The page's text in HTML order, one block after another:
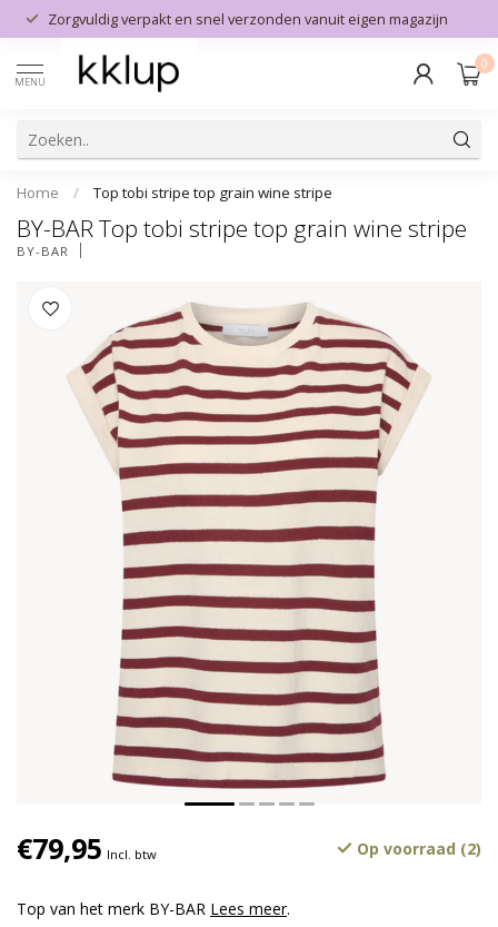
Zorgvuldig verpakt en snel verzonden vanuit eigen magazijn
MENU
0
Home / Top tobi stripe top grain wine stripe
BY-BAR Top tobi stripe top grain wine stripe
BY-BAR
€79,95 Incl. btw Op voorraad (2)
Top van het merk BY-BAR Lees meer.